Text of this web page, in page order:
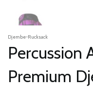
Djembe-Rucksack
Percussion
Premium